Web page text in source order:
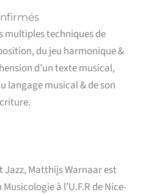
multiples techniques de
du jeu harmonique &
d’un texte musical,
langage musical & de son
Jazz, Matthijs Warnaar est
à l’U.F.R de Nice-